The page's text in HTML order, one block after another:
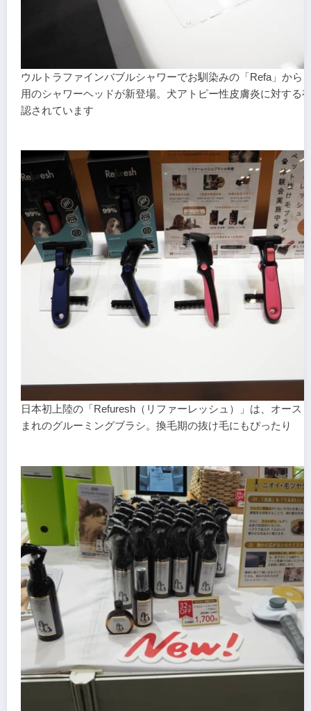
ウルトラファインバブルシャワーでお馴染みの「Refa」から
用のシャワーヘッドが新登場。犬アトピー性皮膚炎に対する
認されています
日本初上陸の「Refuresh（リファーレッシュ）」は、オース
まれのグルーミングブラシ。換毛期の抜け毛にもぴったり